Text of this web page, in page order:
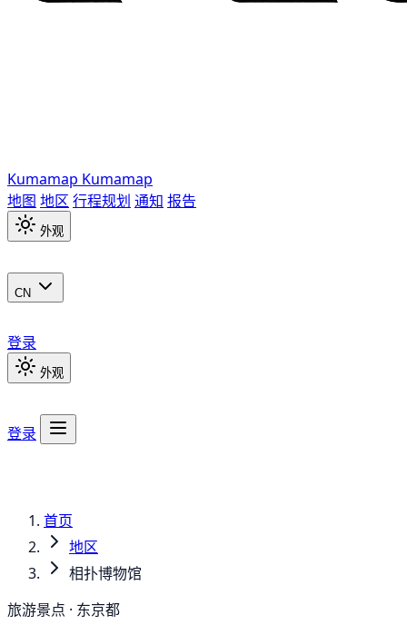
Kumamap Kumamap
地图 地区 行程规划 通知 报告
外观
CN
登录
外观
登录
首页
地区
相扑博物馆
旅游景点 · 东京都